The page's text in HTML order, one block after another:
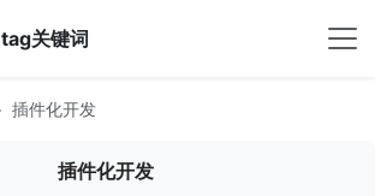
tag关键词
插件化开发
插件化开发